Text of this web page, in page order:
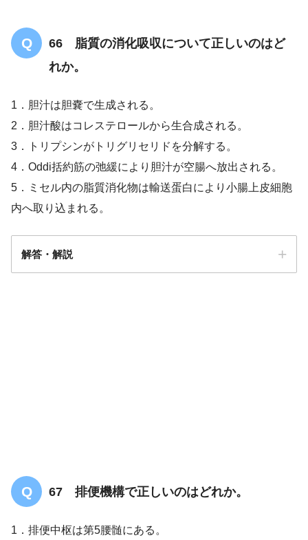
66 脂質の消化吸収について正しいのはど
れか。
1．胆汁は胆嚢で生成される。
2．胆汁酸はコレステロールから生合成される。
3．トリプシンがトリグリセリドを分解する。
4．Oddi括約筋の弛緩により胆汁が空腸へ放出される。
5．ミセル内の脂質消化物は輸送蛋白により小腸上皮細胞
内へ取り込まれる。
解答・解説
67 排便機構で正しいのはどれか。
1．排便中枢は第5腰髄にある。